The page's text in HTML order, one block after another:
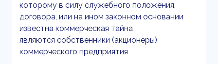
которому в силу служебного положения,
договора, или на ином законном основании
известна коммерческая тайна
являются собственники (акционеры)
коммерческого предприятия